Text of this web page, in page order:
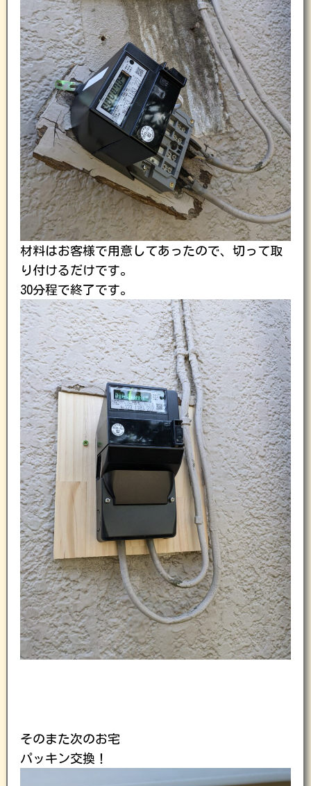
材料はお客様で用意してあったので、切って取
り付けるだけです。
30分程で終了です。
そのまた次のお宅
パッキン交換！